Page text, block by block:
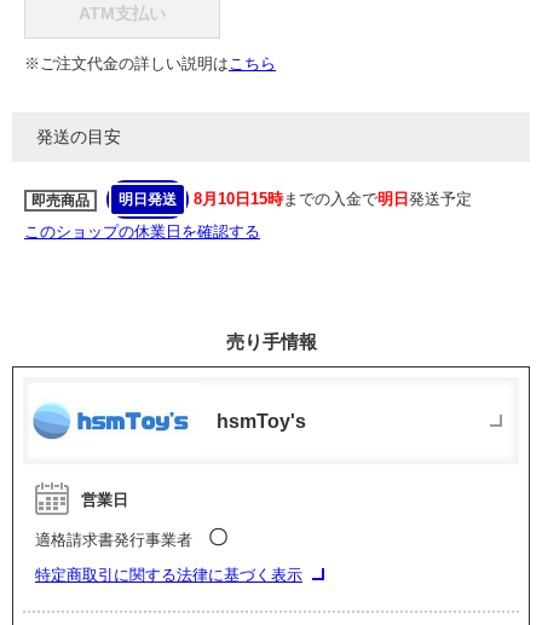
ATM支払い
※ご注文代金の詳しい説明はこちら
発送の目安
即売商品 明日発送 8月10日15時までの入金で明日 発送予定
このショップの休業日を確認する
売り手情報
hsmToy's
営業日
適格請求書発行事業者 〇
特定商取引に関する法律に基づく表示